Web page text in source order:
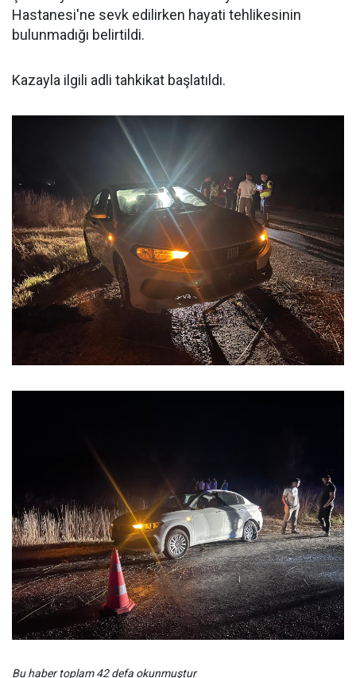
Hastanesi'ne sevk edilirken hayati tehlikesinin
bulunmadığı belirtildi.
Kazayla ilgili adli tahkikat başlatıldı.
Bu haber toplam 42 defa okunmuştur